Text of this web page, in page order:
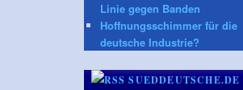
Linie gegen Banden
Hoffnungsschimmer für die
deutsche Industrie?
SUEDDEUTSCHE.DE